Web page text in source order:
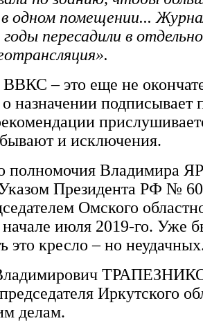
в одном помещении...
годы пересадили в
– это еще не
назначении подписывает
и исключения.
полномочия Владимира
Президента РФ №
Омского
начале июля 2019-го. Уже
это кресло – но
Иркутского
делам.